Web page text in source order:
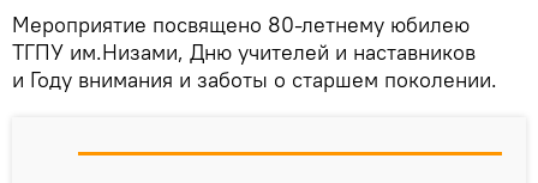
Мероприятие посвящено 80-летнему юбилею
ТГПУ им.Низами, Дню учителей и наставников
и Году внимания и заботы о старшем поколении.